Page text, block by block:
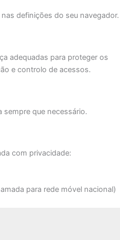
definições do seu navegador.
adequadas para proteger os
e controlo de acessos.
sempre que necessário.
com privacidade:
para rede móvel nacional)